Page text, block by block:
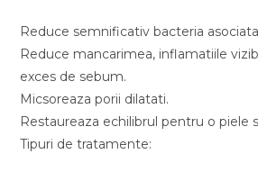
Reduce semnificativ bacteria
Reduce mancarimea, inflamatiile
exces de sebum.
Micsoreaza porii dilatati.
Restaureaza echilibrul pentru o piele
Tipuri de tratamente: